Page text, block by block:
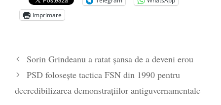
Vor fi sau nu canonizați Sfinții
Închisorilor?
august 2017
Imprimare
Sorin Grindeanu a ratat șansa de a deveni erou
PSD folosește tactica FSN din 1990 pentru
decredibilizarea demonstrațiilor antiguvernamentale